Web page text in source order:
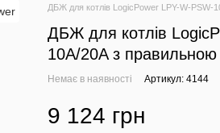
ДБЖ для котлів LogicPower LPY-W-PSW-
ДБЖ для котлів
10A/20A з
Немає в наявності Артикул: 4144
9 124 грн